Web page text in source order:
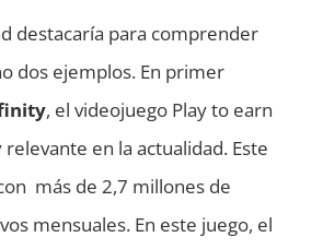
destacaría para comprender
dos ejemplos. En primer
, el videojuego Play to earn
en la actualidad. Este
más de 2,7 millones de
mensuales. En este juego, el